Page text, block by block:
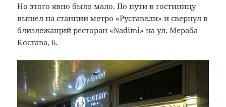
Но этого явно было мало. По пути в гостиницу
вышел на станции метро «Руставели» и свернул в
близлежащий ресторан «Nadimi» на ул. Мераба
Костава, 6.